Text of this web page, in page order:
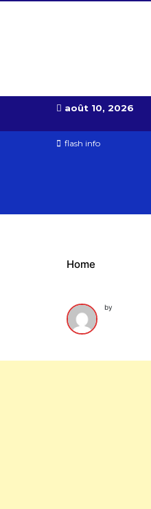
août 10, 2026
flash info
Home
by